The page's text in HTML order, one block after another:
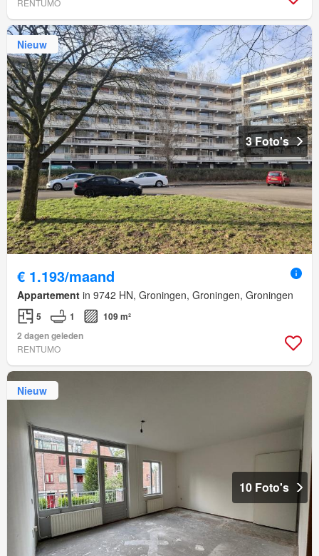
RENTUMO
Nieuw
3 Foto's
€ 1.193/maand
Appartement in 9742 HN, Groningen, Groningen, Groningen
5 1
109 m²
2 dagen geleden
RENTUMO
Nieuw
10 Foto's